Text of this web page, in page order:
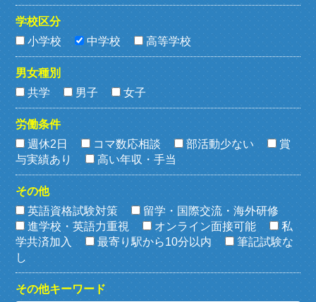
学校区分
小学校
中学校 高等学校
男女種別
共学
男子 女子
労働条件
週休2日
コマ数応相談 部活動少ない
賞
与実績あり
高い年収・手当
その他
英語資格試験対策
留学・国際交流・海外研修
進学校・英語力重視
オンライン面接可能
私
学共済加入
最寄り駅から10分以内
筆記試験な
し
その他キーワード